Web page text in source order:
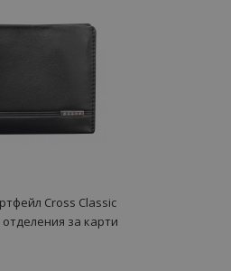
Cross Classic
отделения за карти